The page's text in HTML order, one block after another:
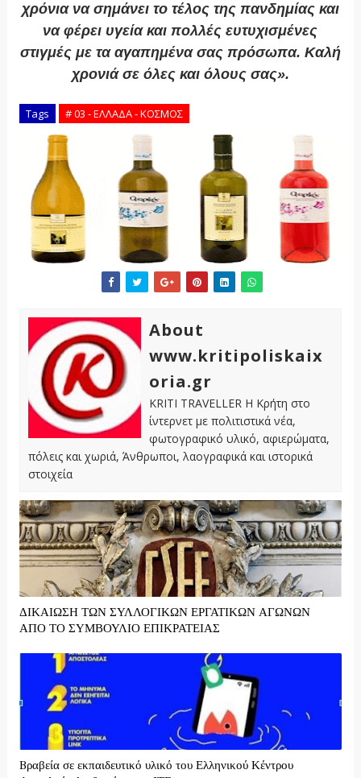
χρόνια να σημάνει το τέλος της πανδημίας και
να φέρει υγεία και πολλές ευτυχισμένες
στιγμές με τα αγαπημένα σας πρόσωπα. Καλή
χρονιά σε όλες και όλους σας».
Tags # 03 - ΕΛΛΑΔΑ - ΚΟΣΜΟΣ
About
www.kritipoliskaix
oria.gr
KRITI TRAVELLER Η Κρήτη στο
ίντερνετ με πολιτιστικά νέα,
φωτογραφικό υλικό, αφιερώματα,
πόλεις και χωριά, Άνθρωποι, λαογραφικά και ιστορικά
στοιχεία
ΔΙΚΑΙΩΣΗ ΤΩΝ ΣΥΛΛΟΓΙΚΩΝ ΕΡΓΑΤΙΚΩΝ ΑΓΩΝΩΝ
ΑΠΟ ΤΟ ΣΥΜΒΟΥΛΙΟ ΕΠΙΚΡΑΤΕΙΑΣ
Bραβεία σε εκπαιδευτικό υλικό του Ελληνικού Κέντρου